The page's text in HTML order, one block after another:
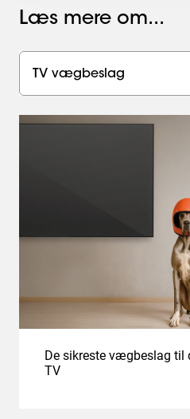
Læs mere om...
TV vægbeslag
De sikreste vægbeslag
TV